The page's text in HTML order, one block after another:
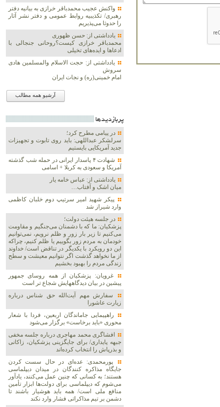
واکنش عجیب محمدباقر خرازی به بیانیه دفتر
رهبری/ تکذیبیه روابط عمومی و دفتر نشر آثار
را حدوثا می‌پذیریم
یادداشتی از: حسن ظهوری
محمدباقر خرازی کیست؟روحانی جنجالی با
ادعاها و ایده‌های تخیلی
یادداشتی از: حجت الاسلام والمسلمین هادی
سروش
امام خمینی(ره) و نجات ایران
آرشیو همه مطالب
پربازديدها
در پیامی مطرح کرد؛
سرلشکر عبداللهی: باید روی تابوت و تجهیزات
جدید آمریکایی بایستیم
شهادت ۴ پاسدار ایرانی در حمله شب گذشته
آمریکا و سعودی به کربلا + اسامی
یادداشتی از: عباس خامه یار
میان اشک و آفتاب…
پیکر شهید امیر سرتیپ دوم خلبان کاظمی
وارد شیراز شد
در جلسه هیئت دولت؛
پزشکیان: ما که با دشمنان می‌جنگیم و مقاومت
می‌کنیم تا زیر بار زور و ظلم نرویم، نمی‌توانیم
خودمان به مردم زور بگوییم یا ظلم کنیم، چراکه
این دو رویکرد با یکدیگر در تناقض است/ خداوند
از ما نخواهد گذشت اگر نتوانیم معیشت و سطح
زندگی مردم را بهبود بخشیم
غرویان: پزشکیان از همه روسای جمهور
پیشین در بیان دیدگاههایش شجاع تر است
سفارش مهم آیت‌الله حق شناس درباره
زیارت عاشورا
راهپیمایی جاماندگان اربعین، فردا با شعار
محوری «باید برخاست» برگزار می‌شود
افشاگری محمد مهاجری درباره جلسه مخفی
جبهه پایداری/ برای جایگزینی پزشکیان، زاکانی
و بذرپاش را انتخاب کرده‌اند
پورمحمدی: عده‌ای در حال سست کردن
جایگاه مذاکره کنندگان در میدان دیپلماسی
هستند؛ به کسانی که چنین عمل می‌کنند، یادآور
می‌شوم که دیپلماسی برای دولت‌ها ابزار تأمین
منافع ملی است/ همه باید هوشیار باشند تا
دشمن بر تیم مذاکراتی فشار وارد نکند